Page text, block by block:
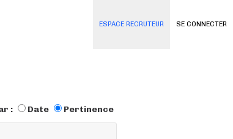
SE CONNECTER
ESPACE RECRUTEUR
: Date Pertinence